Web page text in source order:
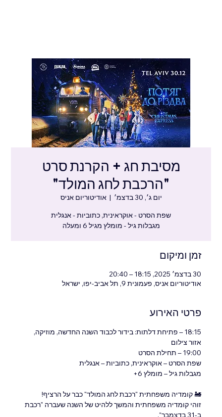
מסיבת חג + הקרנת סרט
"הרכבת לחג המולד"
יום ג׳, 30 בדצמ׳
  |
אודיטוריום אניס
מגבלות גיל - מומלץ מגיל 6 ומעלה
זמן ומיקום
30 בדצמ׳ 2025, 18:15 – 20:40
אודיטוריום אניס, פעמונית 9, תל אביב-יפו, ישראל
פרטי האירוע
18:15 – פתיחת דלתות: בידור לכבוד השנה החדשה, מוזיקה,
אזור צילום
19:00 – תחילת הסרט
שפת הסרט – אוקראינית, כתוביות – אנגלית
מגבלות גיל – מומלץ 6+
🚂 קומדיה משפחתית "רכבת לחג המולד" כבר על הרציף!
זוהי קומדיה משפחתית והמשך ללהיט של השנה שעברה "רכבת
ב-31 בדצמבר".